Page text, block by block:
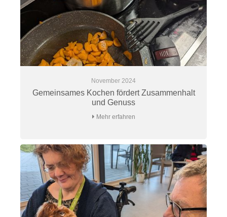
November 2024
Gemeinsames Kochen fördert Zusammenhalt
und Genuss
Mehr erfahren